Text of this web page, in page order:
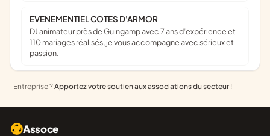
EVENEMENTIEL COTES D'ARMOR
DJ animateur près de Guingamp avec 7 ans d’expérience et
110 mariages réalisés, je vous accompagne avec sérieux et
passion.
Entreprise ?Apportez votre soutien aux associations du secteur !
Assoce